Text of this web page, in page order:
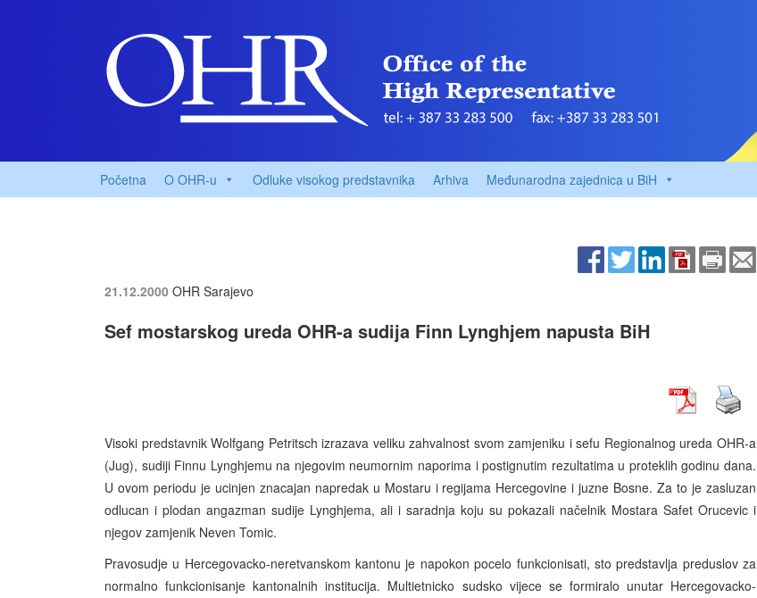
Početna O OHR-u Odluke visokog predstavnika Arhiva Međunarodna zajednica u BiH
21.12.2000 OHR Sarajevo
Sef mostarskog ureda OHR-a sudija Finn Lynghjem napusta BiH
Visoki predstavnik Wolfgang Petritsch izrazava veliku zahvalnost svom zamjeniku i sefu Regionalnog ureda OHR-a
(Jug), sudiji Finnu Lynghjemu na njegovim neumornim naporima i postignutim rezultatima u proteklih godinu dana.
U ovom periodu je ucinjen znacajan napredak u Mostaru i regijama Hercegovine i juzne Bosne. Za to je zasluzan
odlucan i plodan angazman sudije Lynghjema, ali i saradnja koju su pokazali načelnik Mostara Safet Orucevic i
njegov zamjenik Neven Tomic.
Pravosudje u Hercegovacko-neretvanskom kantonu je napokon pocelo funkcionisati, sto predstavlja preduslov za
normalno funkcionisanje kantonalnih institucija. Multietnicko sudsko vijece se formiralo unutar Hercegovacko-